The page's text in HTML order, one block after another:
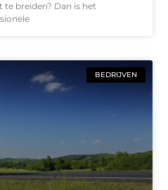
te breiden? Dan is het
BEDRIJVEN